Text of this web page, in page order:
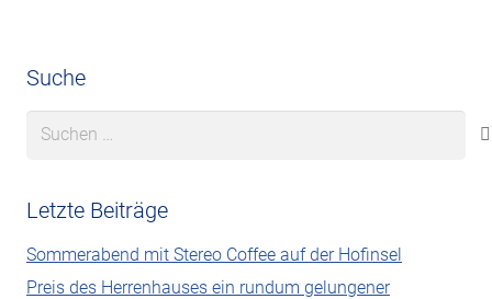
Suche
Suchen
Letzte Beiträge
Sommerabend mit Stereo Coffee auf der Hofinsel
Preis des Herrenhauses ein rundum gelungener